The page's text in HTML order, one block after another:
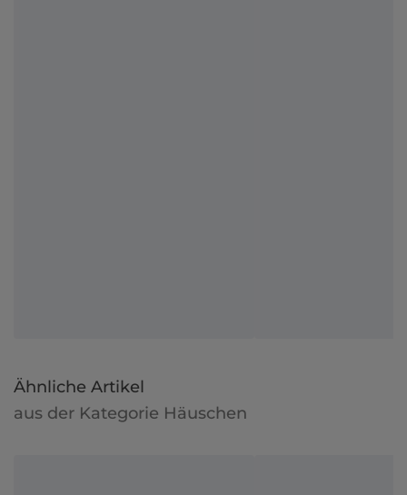
Ähnliche Artikel
aus der Kategorie Häuschen